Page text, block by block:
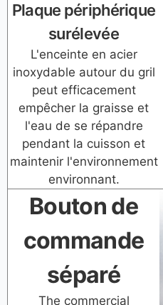
Plaque périphérique
surélevée
L'enceinte en acier
inoxydable autour du gril
peut efficacement
empêcher la graisse et
l'eau de se répandre
pendant la cuisson et
maintenir l'environnement
environnant.
Bouton de
commande
séparé
The commercial